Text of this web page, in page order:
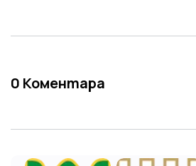
0 Коментара